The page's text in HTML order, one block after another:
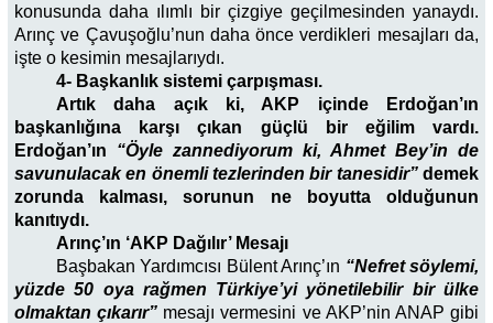
konusunda daha ılımlı bir çizgiye geçilmesinden yanaydı.
Arınç ve Çavuşoğlu’nun daha önce verdikleri mesajları da,
işte o kesimin mesajlarıydı.
4- Başkanlık sistemi çarpışması.
Artık daha açık ki, AKP içinde Erdoğan’ın
başkanlığına karşı çıkan güçlü bir eğilim vardı.
Erdoğan’ın “Öyle zannediyorum ki, Ahmet Bey’in de
savunulacak en önemli tezlerinden bir tanesidir”demek
zorunda kalması, sorunun ne boyutta olduğunun
kanıtıydı.
Arınç’ın ‘AKP Dağılır’ Mesajı
Başbakan Yardımcısı Bülent Arınç’ın “Nefret söylemi,
yüzde 50 oya rağmen Türkiye’yi yönetilebilir bir ülke
olmaktan çıkarır” mesajı vermesini ve AKP’nin ANAP gibi